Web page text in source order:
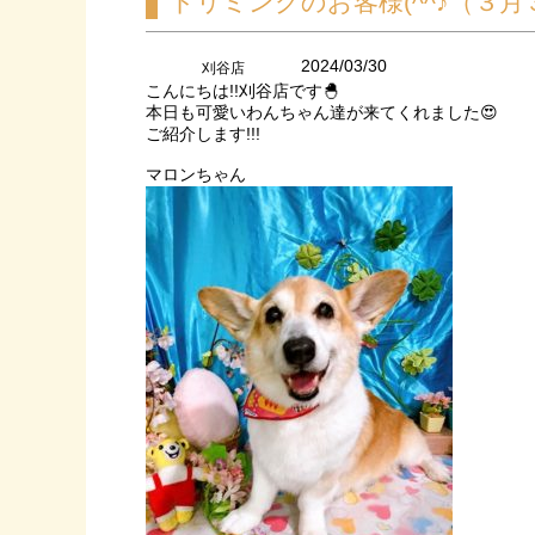
刈谷店 2024/03/30
こんにちは!!刈谷店です🐣
本日も可愛いわんちゃん達が来てくれました😍
ご紹介します!!!
マロンちゃん